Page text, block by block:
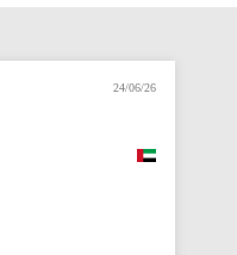
24/06/26